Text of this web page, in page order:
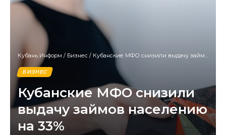
Кубань Информ / Бизнес / Кубанские МФО снизили выдачу займов населению на 33%
БИЗНЕС
Кубанские МФО снизили
выдачу займов населению
на 33%